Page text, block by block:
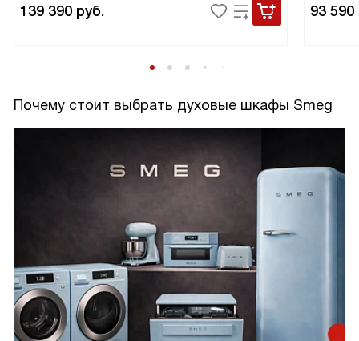
139 390 руб. 93 590
Почему стоит выбрать духовые шкафы Smeg